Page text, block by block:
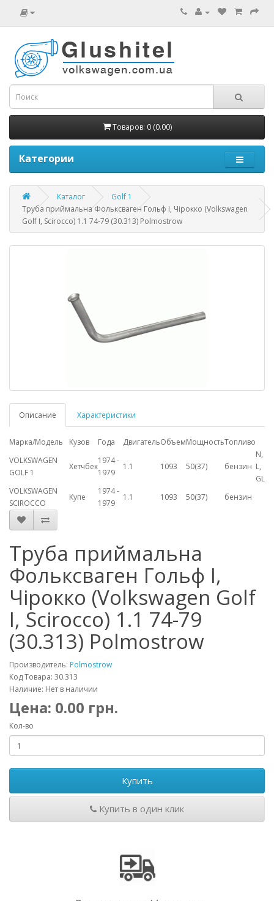
Товаров: 0 (0.00)
Категории
Каталог
Golf 1
Труба приймальна Фольксваген Гольф I, Чірокко (Volkswagen
Golf I, Scirocco) 1.1 74-79 (30.313) Polmostrow
Описание Характеристики
Марка/Модель Кузов Года ДвигательОбъемМощностьТопливо
VOLKSWAGEN
GOLF 1
Хетчбек
1974 -
1979
1.1 1093 50(37) бензин
N,
L,
GL
VOLKSWAGEN
SCIROCCO
Купе
1974 -
1979
1.1 1093 50(37) бензин
Труба приймальна
Фольксваген Гольф I,
Чірокко (Volkswagen Golf
I, Scirocco) 1.1 74-79
(30.313) Polmostrow
Производитель: Polmostrow
Код Товара: 30.313
Наличие: Нет в наличии
Цена: 0.00 грн.
Кол-во
Купить
Купить в один клик